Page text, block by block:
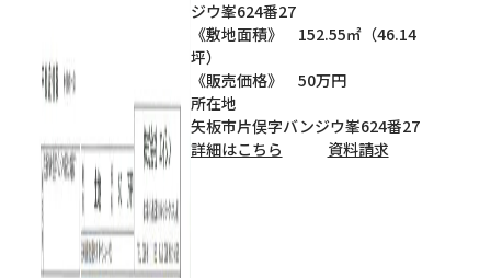
ジウ峯624番27
《敷地面積》 152.55㎡（46.14
坪）
《販売価格》 50万円
所在地
矢板市片俣字バンジウ峯624番27
詳細はこちら
資料請求